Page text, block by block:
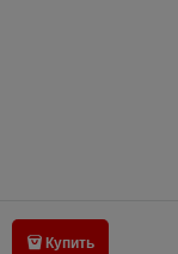
Купить